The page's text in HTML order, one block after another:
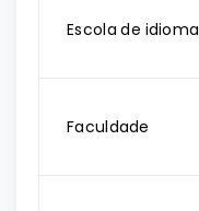
Escola de idioma
Faculdade